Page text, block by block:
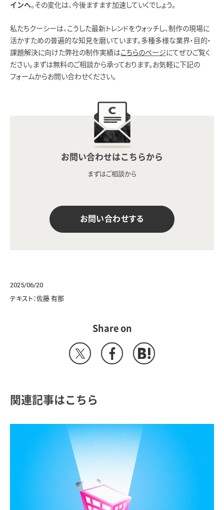
インへ。その変化は、今後ますます加速していくでしょう。
私たちクーシーは、こうした最新トレンドをウォッチし、制作の現場に
活かすための普遍的な知見を磨いています。多種多様な業界・目的・
課題解決に向けた弊社の制作実績はこちらのページにてぜひご覧く
ださい。まずは無料のご相談から承っております。お気軽に下記の
フォームからお問い合わせください。
お問い合わせはこちらから
まずはご相談から
お問い合わせする
2025/06/20
テキスト：佐藤 有那
Share on
関連記事はこちら